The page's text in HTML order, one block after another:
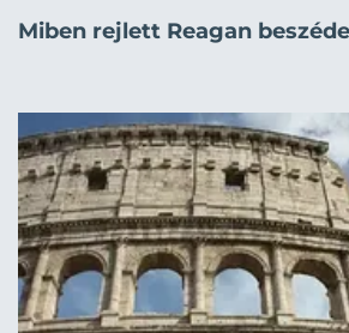
Miben rejlett Reagan